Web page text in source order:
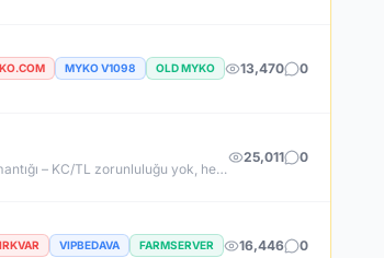
MYKO V1098 OLD MYKO 13,470 0
NEDEN K2NETWORK? • Uzun ömürlü, kendi kaynak koduna sahip gerçek bir proje – hazır dosya alıp 1 haftada patlayan server değil. • %100 farm mantığı – KC/TL zorunluluğu yok, her şey oynayarak kazanılabilir. • Upgrade sınırı yok! – +30 Rebirthe kadar ilerleyen, +5’e kadar basılan takılar! • Tamamen ücretsiz PUS, paranızı sevdiklerinize ve ailenize ayırabilirsiniz! • Upgrade oranları şeffaf – % kaç ihtimalle bastığını ekranda net görüyorsun. • Auto Upgrade sistemi oyuna direkt entegre
25,011 0
IRKVAR VIPBEDAVA FARMSERVER 16,446 0